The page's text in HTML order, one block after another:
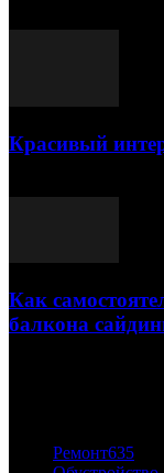
Красивый
Как
балкона
Ремонт635